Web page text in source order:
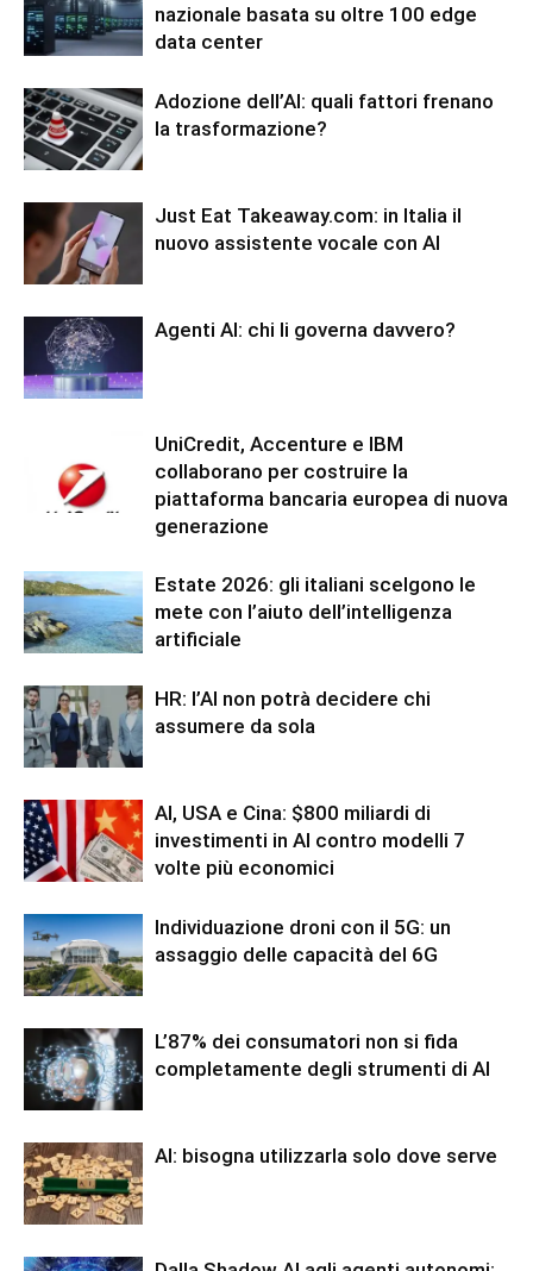
nazionale basata su oltre 100 edge
data center
Adozione dell’AI: quali fattori frenano
la trasformazione?
Just Eat Takeaway.com: in Italia il
nuovo assistente vocale con AI
Agenti AI: chi li governa davvero?
UniCredit, Accenture e IBM
collaborano per costruire la
piattaforma bancaria europea di nuova
generazione
Estate 2026: gli italiani scelgono le
mete con l’aiuto dell’intelligenza
artificiale
HR: l’AI non potrà decidere chi
assumere da sola
AI, USA e Cina: $800 miliardi di
investimenti in AI contro modelli 7
volte più economici
Individuazione droni con il 5G: un
assaggio delle capacità del 6G
L’87% dei consumatori non si fida
completamente degli strumenti di AI
AI: bisogna utilizzarla solo dove serve